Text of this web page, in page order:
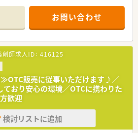
い薬の知識を習得することが可能です。
事務2名の体制を整えており、一人ひとりの
に丁寧な服薬指導を行える環境です。
】
ップクラスのシェアを誇る大手グループの
グモールを地域医療の拠点とするビジョンを
に地域密着型の店舗展開を行っており、衣食
ヘルスケア事業を重要な柱として位置づけて
りする「ヘルスケアステーション」の構築を
したトータルサポートを社会に提供していま
お問い合わせ
剤師求人ID： 416125
≫OTC販売に従事いただけます♪／
おり安心の環境／OTCに携わりた
歓迎
検討リストに追加